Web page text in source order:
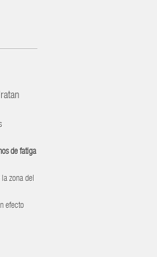
de fatiga
zona del
efecto